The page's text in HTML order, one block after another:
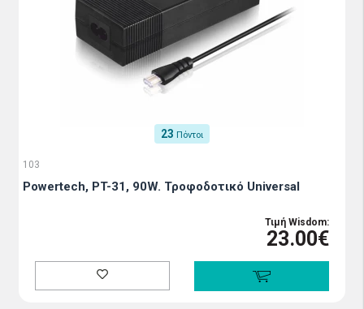
23 Πόντοι
103
Powertech, PT-31, 90W. Τροφοδοτικό Universal
Τιμή Wisdom:
23.00€